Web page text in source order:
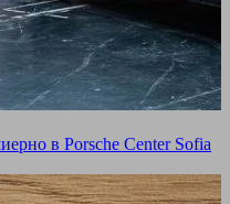
в Porsche Center Sofia